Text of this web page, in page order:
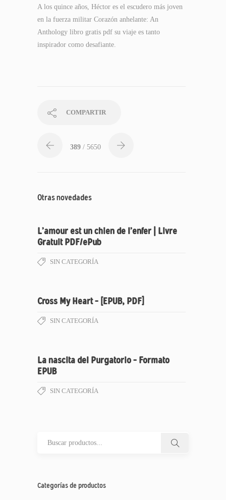
A los quince años, Héctor es el escudero más joven
en la fuerza militar Corazón anhelante: An
Anthology libro gratis pdf su viaje es tanto
inspirador como desafiante.
COMPARTIR
389 / 5650
Otras novedades
L’amour est un chien de l’enfer | Livre
Gratuit PDF/ePub
SIN CATEGORÍA
Cross My Heart – [EPUB, PDF]
SIN CATEGORÍA
La nascita del Purgatorio – Formato
EPUB
SIN CATEGORÍA
Categorías de productos